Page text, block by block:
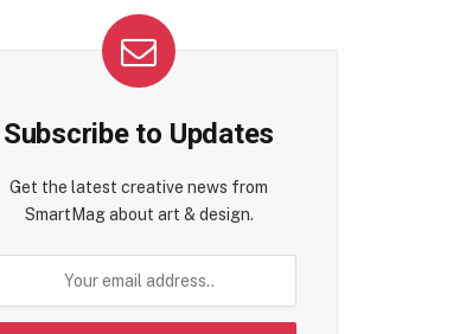
Subscribe to Updates
Get the latest creative news from
SmartMag about art & design.